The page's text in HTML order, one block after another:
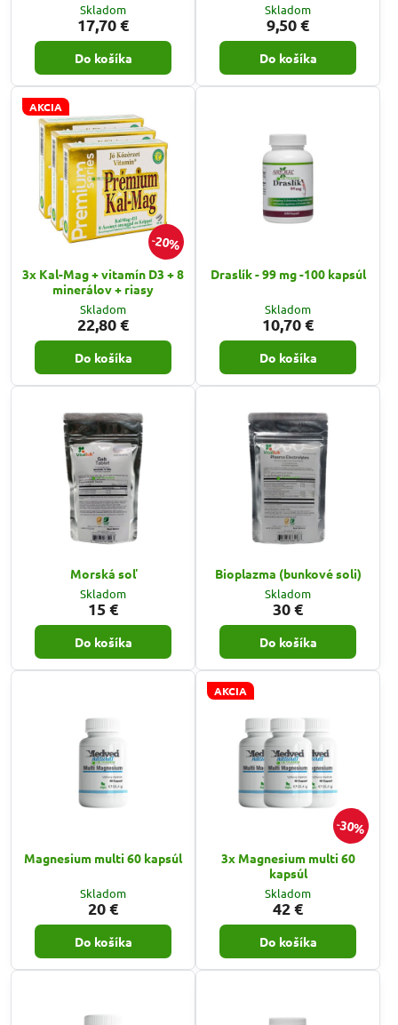
Skladom
17,70 €
Do košíka
Skladom
9,50 €
Do košíka
20%
AKCIA
3x Kal-Mag + vitamín D3 + 8
minerálov + riasy
Skladom
22,80 €
Do košíka
Draslík - 99 mg -100 kapsúl
Skladom
10,70 €
Do košíka
Morská soľ
Skladom
15 €
Do košíka
Bioplazma (bunkové soli)
Skladom
30 €
Do košíka
Magnesium multi 60 kapsúl
Skladom
20 €
Do košíka
30%
AKCIA
3x Magnesium multi 60
kapsúl
Skladom
42 €
Do košíka